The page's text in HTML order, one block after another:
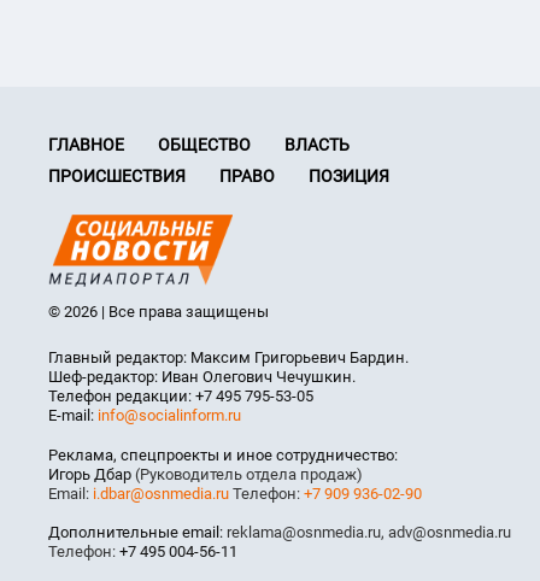
ГЛАВНОЕ ОБЩЕСТВО
ВЛАСТЬ
ПРОИСШЕСТВИЯ
ПРАВО ПОЗИЦИЯ
© 2026 | Все права защищены
Главный редактор: Максим Григорьевич Бардин.
Шеф-редактор: Иван Олегович Чечушкин.
Телефон редакции: +7 495 795-53-05
E-mail: info@socialinform.ru
Реклама, спецпроекты и иное сотрудничество:
Игорь Дбар (Руководитель отдела продаж)
Email: i.dbar@osnmedia.ru Телефон: +7 909 936-02-90
Дополнительные email: reklama@osnmedia.ru, adv@osnmedia.ru
Телефон: +7 495 004-56-11